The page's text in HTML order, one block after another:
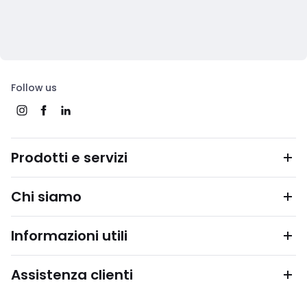
Follow us
Prodotti e servizi
Chi siamo
Informazioni utili
Assistenza clienti